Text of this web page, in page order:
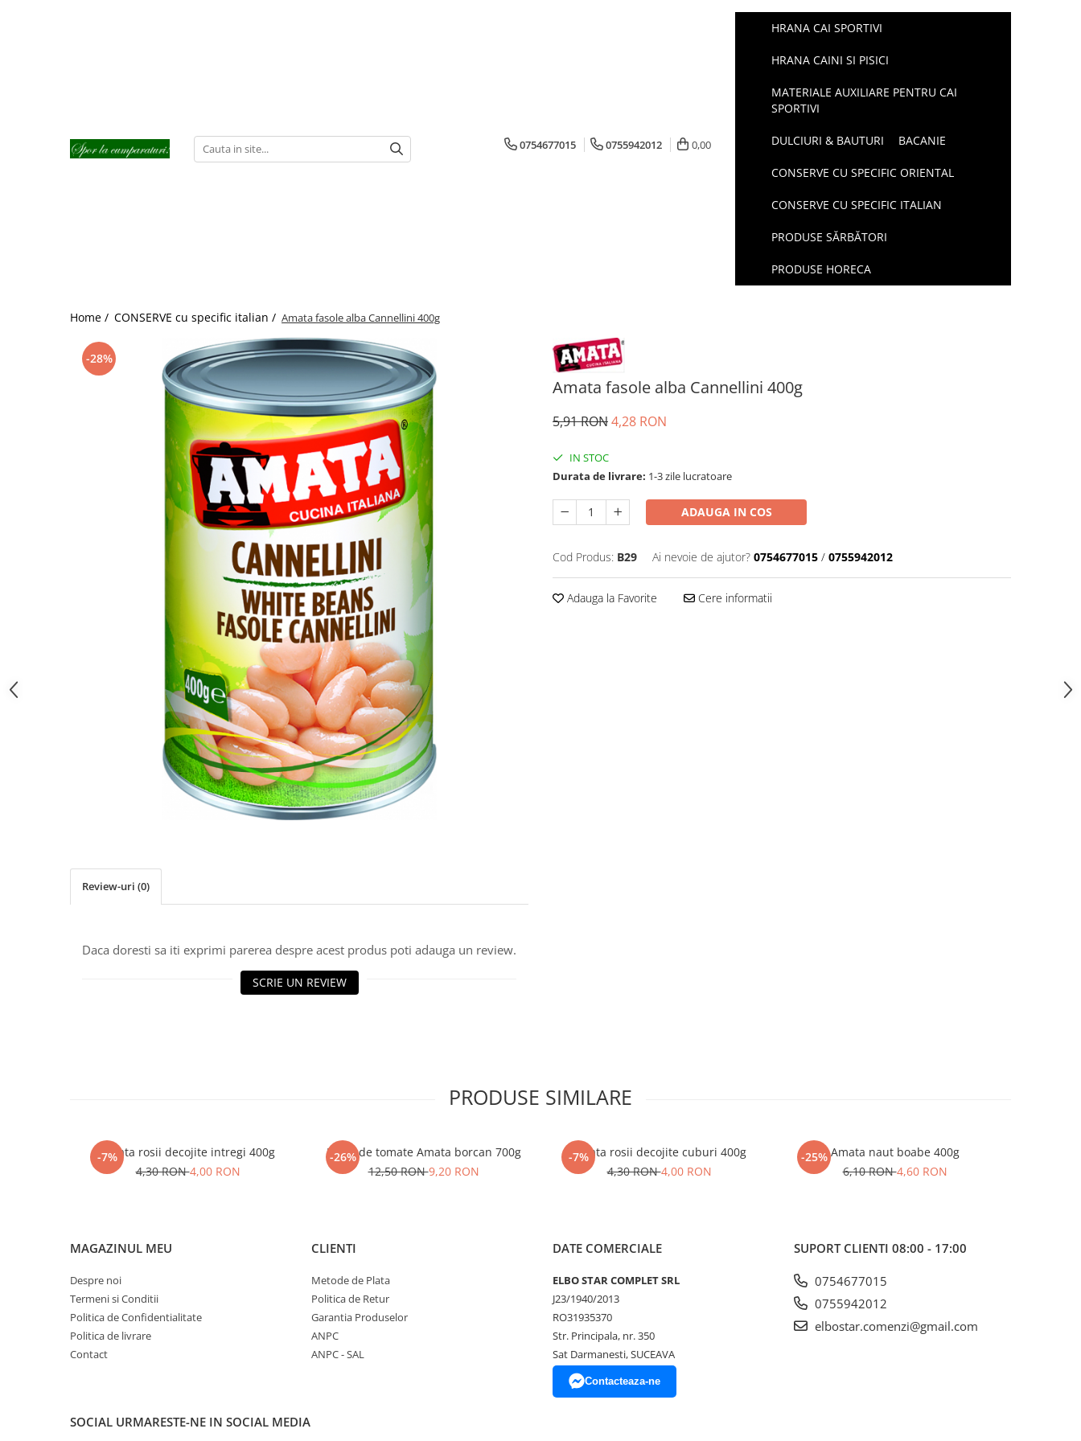
0754677015 0755942012 0,00
HRANA CAI SPORTIVI
HRANA CAINI SI PISICI
MATERIALE AUXILIARE PENTRU CAI
SPORTIVI
DULCIURI & BAUTURI BACANIE
CONSERVE CU SPECIFIC ORIENTAL
CONSERVE CU SPECIFIC ITALIAN
PRODUSE SĂRBĂTORI
PRODUSE HORECA
Home / CONSERVE cu specific italian / Amata fasole alba Cannellini 400g
-28%
Amata fasole alba Cannellini 400g
5,91 RON4,28 RON
IN STOC
Durata de livrare: 1-3 zile lucratoare
ADAUGA IN COS
Cod Produs: B29 Ai nevoie de ajutor? 0754677015 / 0755942012
Adauga la Favorite Cere informatii
Review-uri (0)
Daca doresti sa iti exprimi parerea despre acest produs poti adauga un review.
SCRIE UN REVIEW
PRODUSE SIMILARE
-7%
Amata rosii decojite intregi 400g
4,30 RON4,00 RON
-26%
Pasta de tomate Amata borcan 700g
12,50 RON9,20 RON
-7%
Amata rosii decojite cuburi 400g
4,30 RON4,00 RON
-25% Amata naut boabe 400g
6,10 RON4,60 RON
MAGAZINUL MEU
Despre noi
Termeni si Conditii
Politica de Confidentialitate
Politica de livrare
Contact
CLIENTI
Metode de Plata
Politica de Retur
Garantia Produselor
ANPC
ANPC - SAL
DATE COMERCIALE
ELBO STAR COMPLET SRL
J23/1940/2013
RO31935370
Str. Principala, nr. 350
Sat Darmanesti, SUCEAVA
Contacteaza-ne
SUPORT CLIENTI 08:00 - 17:00
0754677015
0755942012
elbostar.comenzi@gmail.com
SOCIAL URMARESTE-NE IN SOCIAL MEDIA